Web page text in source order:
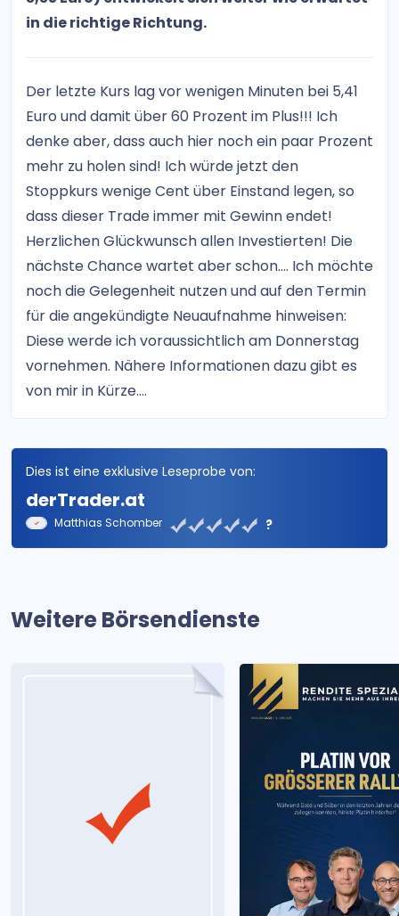
in die richtige Richtung.
Der letzte Kurs lag vor wenigen Minuten bei 5,41
Euro und damit über 60 Prozent im Plus!!! Ich
denke aber, dass auch hier noch ein paar Prozent
mehr zu holen sind! Ich würde jetzt den
Stoppkurs wenige Cent über Einstand legen, so
dass dieser Trade immer mit Gewinn endet!
Herzlichen Glückwunsch allen Investierten! Die
nächste Chance wartet aber schon.... Ich möchte
noch die Gelegenheit nutzen und auf den Termin
für die angekündigte Neuaufnahme hinweisen:
Diese werde ich voraussichtlich am Donnerstag
vornehmen. Nähere Informationen dazu gibt es
von mir in Kürze….
Dies ist eine exklusive Leseprobe von:
derTrader.at
Matthias Schomber ?
Weitere Börsendienste